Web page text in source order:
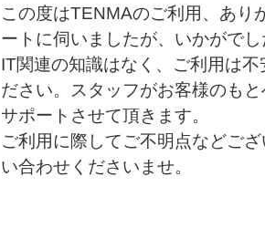
この度はTENMAのご利用、あり
ートに伺いましたが、いかがで
IT関連の知識はなく、ご利用は
ださい。スタッフがお客様のも
サポートさせて頂きます。
ご利用に際してご不明点などご
い合わせくださいませ。